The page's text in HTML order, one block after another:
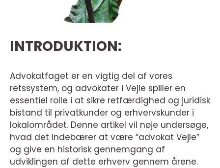
INTRODUKTION:
Advokatfaget er en vigtig del af vores
retssystem, og advokater i Vejle spiller en
essentiel rolle i at sikre retfærdighed og juridisk
bistand til privatkunder og erhvervskunder i
lokalområdet. Denne artikel vil nøje undersøge,
hvad det indebærer at være “advokat Vejle”
og give en historisk gennemgang af
udviklingen af dette erhverv gennem årene.